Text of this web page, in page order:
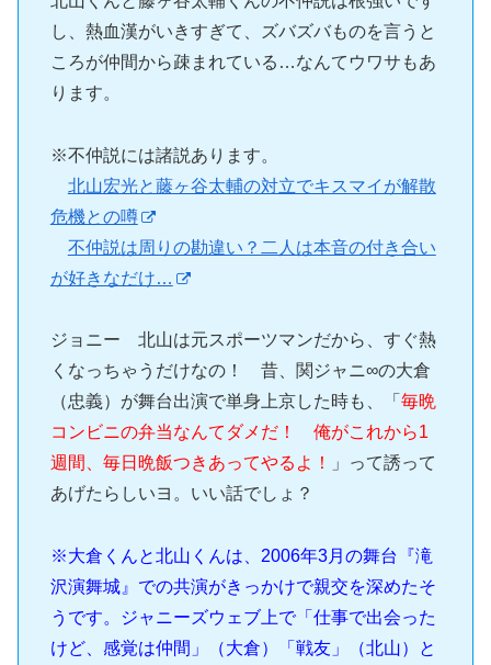
し、熱血漢がいきすぎて、ズバズバものを言うと
ころが仲間から疎まれている…なんてウワサもあ
ります。
※不仲説には諸説あります。
北山宏光と藤ヶ谷太輔の対立でキスマイが解散
危機との噂
不仲説は周りの勘違い？二人は本音の付き合い
が好きなだけ…
ジョニー 北山は元スポーツマンだから、すぐ熱
くなっちゃうだけなの！ 昔、関ジャニ∞の大倉
（忠義）が舞台出演で単身上京した時も、「 毎晩
コンビニの弁当なんてダメだ！ 俺がこれから1
週間、毎日晩飯つきあってやるよ！
」って誘って
あげたらしいヨ。いい話でしょ？
※大倉くんと北山くんは、2006年3月の舞台『滝
沢演舞城』での共演がきっかけで親交を深めたそ
うです。ジャニーズウェブ上で「仕事で出会った
けど、感覚は仲間」（大倉）「戦友」（北山）と